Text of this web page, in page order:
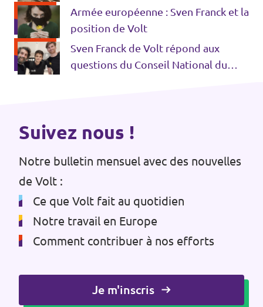
Armée européenne : Sven Franck et la
position de Volt
Sven Franck de Volt répond aux
questions du Conseil National du
Suivez nous !
Notre bulletin mensuel avec des nouvelles
de Volt :
Ce que Volt fait au quotidien
Notre travail en Europe
Comment contribuer à nos efforts
Je m'inscris